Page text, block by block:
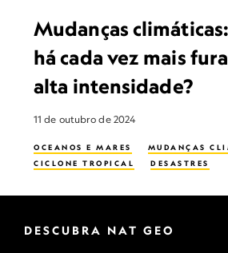
Mudanças
há cada vez mais
alta intensidade?
11 de outubro de 2024
OCEANOS E MARES
MUDANÇAS
CICLONE TROPICAL
DESASTRES
DESCUBRA NAT GEO